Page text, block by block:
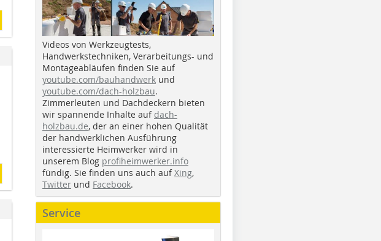
Videos von Werkzeugtests,
Handwerkstechniken, Verarbeitungs- und
Montageabläufen finden Sie auf
youtube.com/bauhandwerk und
youtube.com/dach-holzbau.
Zimmerleuten und Dachdeckern bieten
wir spannende Inhalte auf dach-
holzbau.de, der an einer hohen Qualität
der handwerklichen Ausführung
interessierte Heimwerker wird in
unserem Blog profiheimwerker.info
fündig. Sie finden uns auch aufXing,
Twitter und Facebook.
Service